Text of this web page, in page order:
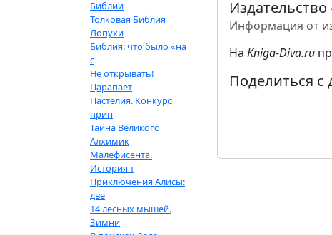
Библии
Толковая Библия
Лопухи
Библия: что было «на
с
Не открывать!
Царапает
Пастелия. Конкурс
прин
Тайна Великого
Алхимик
Малефисента.
История т
Приключения Алисы:
две
14 лесных мышей.
Зимни
Информация от
На Kniga-Diva.ru
Поделиться с